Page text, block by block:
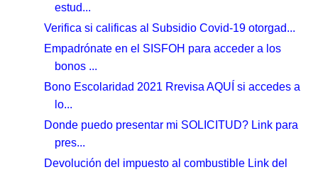
estud...
Verifica si calificas al Subsidio Covid-19 otorgad...
Empadrónate en el SISFOH para acceder a los
bonos ...
Bono Escolaridad 2021 Rrevisa AQUÍ si accedes a
lo...
Donde puedo presentar mi SOLICITUD? Link para
pres...
Devolución del impuesto al combustible Link del